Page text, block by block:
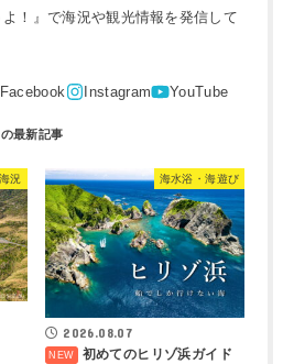
！』で海況や観光情報を発信して
海況 海水浴・海遊び
2026.08.07
初めてのヒリゾ浜ガイド